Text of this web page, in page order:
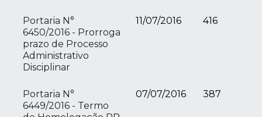
Portaria N°
6450/2016 - Prorroga
prazo de Processo
Administrativo
Disciplinar
11/07/2016 416
Portaria N°
6449/2016 - Termo
07/07/2016 387